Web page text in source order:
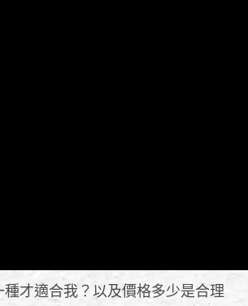
才適合我？以及價格多少是合理